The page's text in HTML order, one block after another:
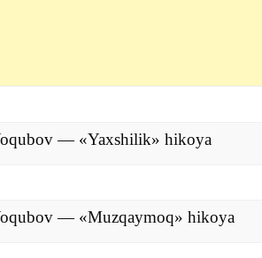
— «Yaxshilik» hikoya
— «Muzqaymoq» hikoya